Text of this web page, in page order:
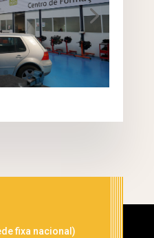
fixa nacional )